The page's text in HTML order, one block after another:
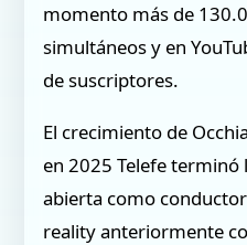
momento más de
simultáneos y en
de suscriptores.
El crecimiento de
en 2025 Telefe terminó
abierta como
reality anteriormente